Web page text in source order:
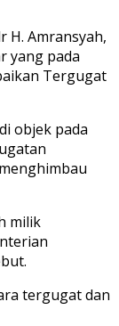
H. Amransyah,
yang pada
Tergugat
objek pada
milik
tergugat dan